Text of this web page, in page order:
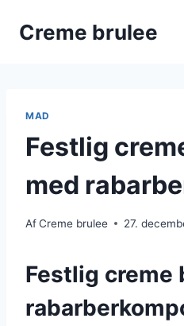
Creme brulee
MAD
Festlig
med
AfCreme brulee 27.
Festlig creme